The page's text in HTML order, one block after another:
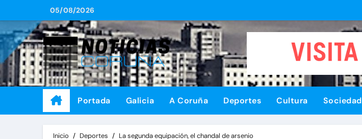
al
contenido
05/08/2026
Portada Galicia A Coruña Deportes Cultura Sociedad
Inicio Deportes La segunda equipación, el chandal de arsenio